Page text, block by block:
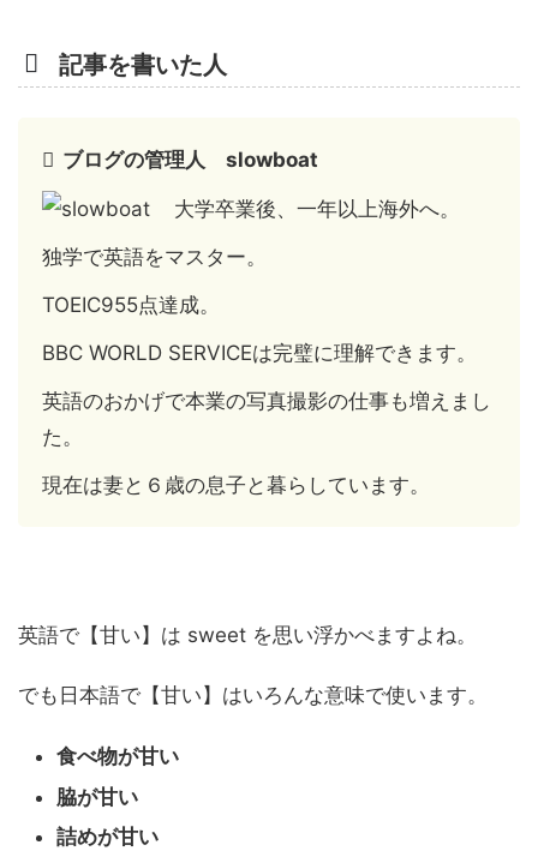
記事を書いた人
ブログの管理人 slowboat
大学卒業後、一年以上海外へ。
独学で英語をマスター。
TOEIC955点達成。
BBC WORLD SERVICEは完璧に理解できます。
英語のおかげで本業の写真撮影の仕事も増えまし
た。
現在は妻と６歳の息子と暮らしています。
英語で【甘い】は sweet を思い浮かべますよね。
でも日本語で【甘い】はいろんな意味で使います。
食べ物が甘い
脇が甘い
詰めが甘い